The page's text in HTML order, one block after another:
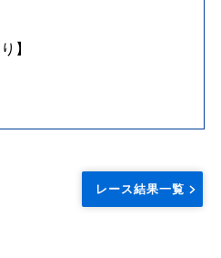
】
レース結果一覧